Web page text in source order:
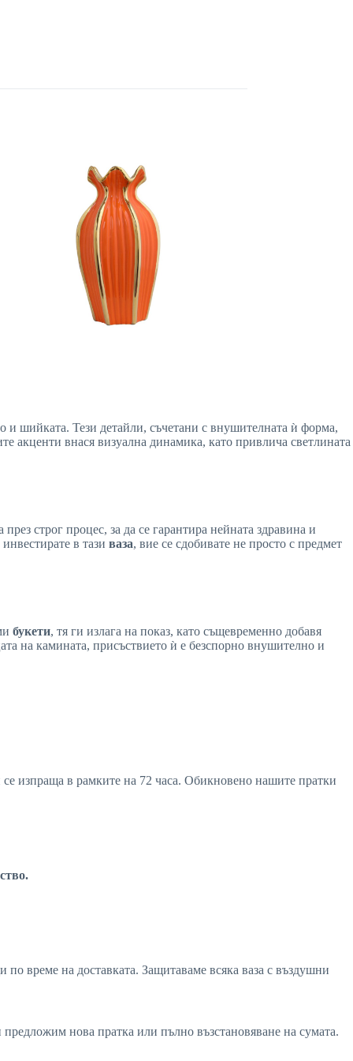
и шийката. Тези детайли, съчетани с внушителната ѝ форма,
акценти внася визуална динамика, като привлича светлината
през строг процес, за да се гарантира нейната здравина и
в тази ваза, вие се сдобивате не просто с предмет
букети, тя ги излага на показ, като същевременно добавя
на камината, присъствието ѝ е безспорно внушително и
се изпраща в рамките на 72 часа. Обикновено нашите пратки
време на доставката. Защитаваме всяка ваза с въздушни
нова пратка или пълно възстановяване на сумата.